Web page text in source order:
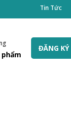
Tin Tức
phẩm
ĐĂNG